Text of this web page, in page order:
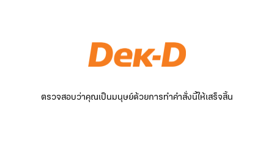
ตรวจสอบว่าคุณเป็นมนุษย์ด้วยการทำคำสั่งนี้ให้เสร็จสิ้น